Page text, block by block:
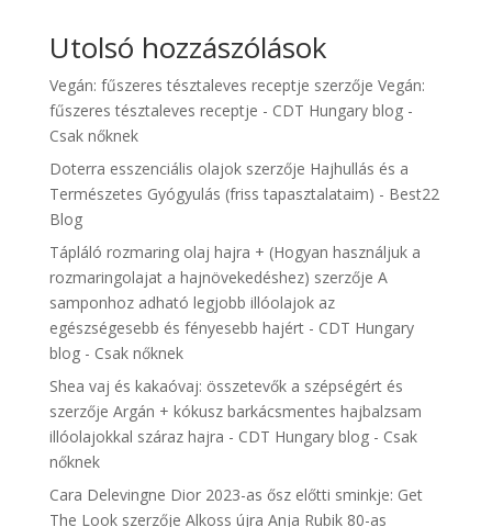
Utolsó hozzászólások
Vegán: fűszeres tésztaleves receptje szerzője Vegán:
fűszeres tésztaleves receptje - CDT Hungary blog -
Csak nőknek
Doterra esszenciális olajokszerzője Hajhullás és a
Természetes Gyógyulás (friss tapasztalataim) - Best22
Blog
Tápláló rozmaring olaj hajra + (Hogyan használjuk a
rozmaringolajat a hajnövekedéshez) szerzője A
samponhoz adható legjobb illóolajok az
egészségesebb és fényesebb hajért - CDT Hungary
blog - Csak nőknek
Shea vaj és kakaóvaj: összetevők a szépségért és
szerzője Argán + kókusz barkácsmentes hajbalzsam
illóolajokkal száraz hajra - CDT Hungary blog - Csak
nőknek
Cara Delevingne Dior 2023-as ősz előtti sminkje: Get
The Lookszerzője Alkoss újra Anja Rubik 80-as